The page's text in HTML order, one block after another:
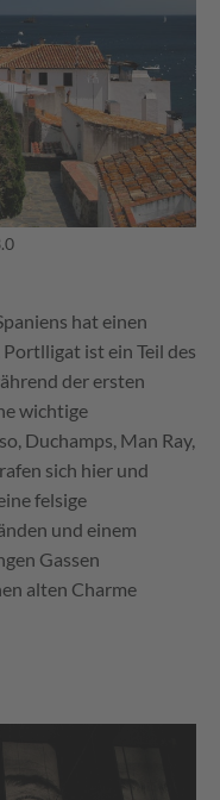
hat einen
ist ein Teil des
der ersten
wichtige
Duchamps, Man Ray,
sich hier und
felsige
und einem
Gassen
alten Charme